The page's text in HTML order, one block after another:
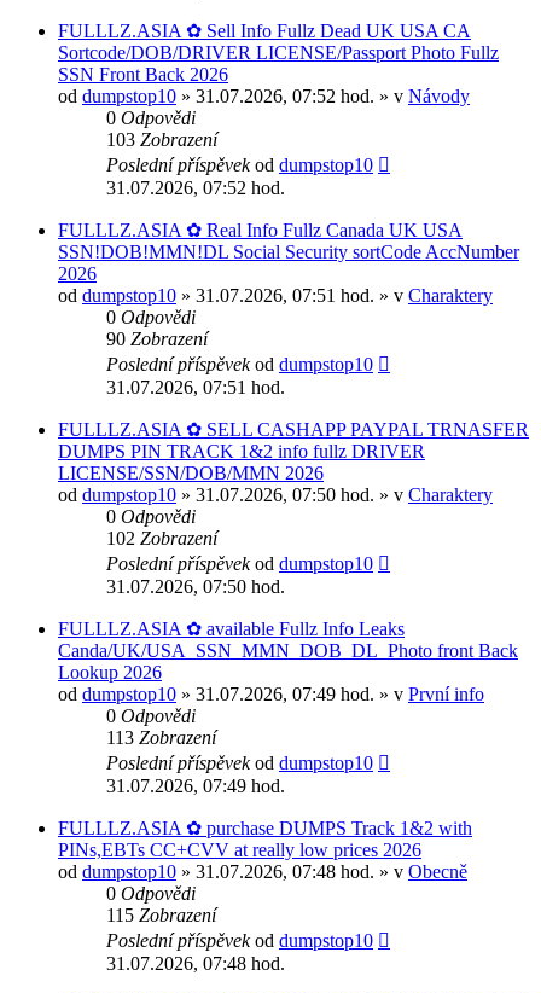
FULLLZ.ASIA ✿ Sell Info Fullz Dead UK USA CA
Sortcode/DOB/DRIVER LICENSE/Passport Photo Fullz
SSN Front Back 2026
od dumpstop10 » 31.07.2026, 07:52 hod. » v Návody
0 Odpovědi
103 Zobrazení
Poslední příspěvekod dumpstop10
31.07.2026, 07:52 hod.
FULLLZ.ASIA ✿ Real Info Fullz Canada UK USA
SSN!DOB!MMN!DL Social Security sortCode AccNumber
2026
od dumpstop10 » 31.07.2026, 07:51 hod. » v Charaktery
0 Odpovědi
90 Zobrazení
Poslední příspěvekod dumpstop10
31.07.2026, 07:51 hod.
FULLLZ.ASIA ✿ SELL CASHAPP PAYPAL TRNASFER
DUMPS PIN TRACK 1&2 info fullz DRIVER
LICENSE/SSN/DOB/MMN 2026
od dumpstop10 » 31.07.2026, 07:50 hod. » v Charaktery
0 Odpovědi
102 Zobrazení
Poslední příspěvekod dumpstop10
31.07.2026, 07:50 hod.
FULLLZ.ASIA ✿ available Fullz Info Leaks
Canda/UK/USA_SSN_MMN_DOB_DL_Photo front Back
Lookup 2026
od dumpstop10 » 31.07.2026, 07:49 hod. » v První info
0 Odpovědi
113 Zobrazení
Poslední příspěvekod dumpstop10
31.07.2026, 07:49 hod.
FULLLZ.ASIA ✿ purchase DUMPS Track 1&2 with
PINs,EBTs CC+CVV at really low prices 2026
od dumpstop10 » 31.07.2026, 07:48 hod. » v Obecně
0 Odpovědi
115 Zobrazení
Poslední příspěvekod dumpstop10
31.07.2026, 07:48 hod.